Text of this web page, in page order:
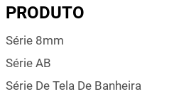
PRODUTO
Série 8mm
Série AB
Série De Tela De Banheira